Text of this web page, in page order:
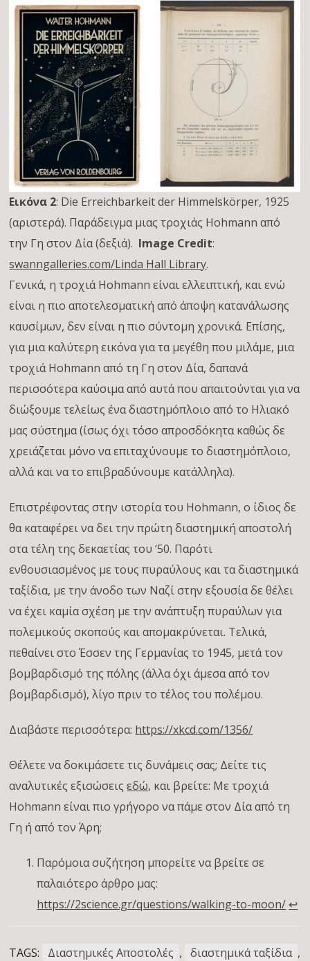
Εικόνα 2: Die Erreichbarkeit der Himmelskörper, 1925
(αριστερά). Παράδειγμα μιας τροχιάς Hohmann από
την Γη στον Δία (δεξιά). Image Credit:
swanngalleries.com/Linda Hall Library.
Γενικά, η τροχιά Hohmann είναι ελλειπτική, και ενώ
είναι η πιο αποτελεσματική από άποψη κατανάλωσης
καυσίμων, δεν είναι η πιο σύντομη χρονικά. Επίσης,
για μια καλύτερη εικόνα για τα μεγέθη που μιλάμε, μια
τροχιά Hohmann από τη Γη στον Δία, δαπανά
περισσότερα καύσιμα από αυτά που απαιτούνται για να
διώξουμε τελείως ένα διαστημόπλοιο από το Ηλιακό
μας σύστημα (ίσως όχι τόσο απροσδόκητα καθώς δε
χρειάζεται μόνο να επιταχύνουμε το διαστημόπλοιο,
αλλά και να το επιβραδύνουμε κατάλληλα).
Επιστρέφοντας στην ιστορία του Hohmann, ο ίδιος δε
θα καταφέρει να δει την πρώτη διαστημική αποστολή
στα τέλη της δεκαετίας του ‘50. Παρότι
ενθουσιασμένος με τους πυραύλους και τα διαστημικά
ταξίδια, με την άνοδο των Ναζί στην εξουσία δε θέλει
να έχει καμία σχέση με την ανάπτυξη πυραύλων για
πολεμικούς σκοπούς και απομακρύνεται. Τελικά,
πεθαίνει στο Έσσεν της Γερμανίας το 1945, μετά τον
βομβαρδισμό της πόλης (άλλα όχι άμεσα από τον
βομβαρδισμό), λίγο πριν το τέλος του πολέμου.
Διαβάστε περισσότερα: https://xkcd.com/1356/
Θέλετε να δοκιμάσετε τις δυνάμεις σας; Δείτε τις
αναλυτικές εξισώσειςεδώ, και βρείτε: Με τροχιά
Hohmann είναι πιο γρήγορο να πάμε στον Δία από τη
Γη ή από τον Άρη;
Παρόμοια συζήτηση μπορείτε να βρείτε σε
παλαιότερο άρθρο μας:
https://2science.gr/questions/walking-to-moon/ ↩︎
TAGS: Διαστημικές Αποστολές , διαστημικά ταξίδια ,